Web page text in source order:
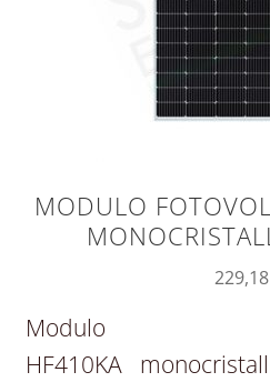
MODULO
229,18
Modulo
HF410KA